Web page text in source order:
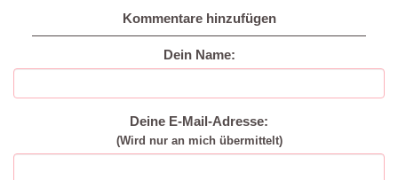
Kommentare hinzufügen
Dein Name:
Deine E-Mail-Adresse:
(Wird nur an mich übermittelt)